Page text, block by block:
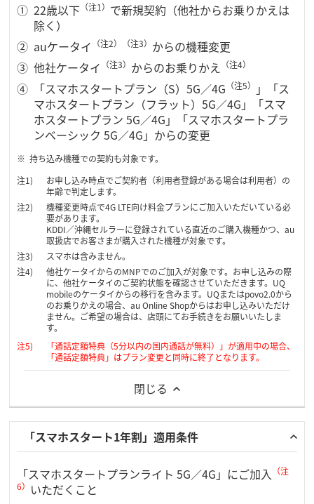
22歳以下 （注1） で新規契約（他社からお乗りかえは
除く）
auケータイ （注2） （注3） からの機種変更
他社ケータイ （注3） からのお乗りかえ （注4）
「スマホスタートプラン（S）5G／4G （注5）
」「ス
マホスタートプラン（フラット）5G／4G」「スマ
ホスタートプラン 5G／4G」「スマホスタートプラ
ンベーシック 5G／4G」からの変更
持ち込み機種での契約も対象です。
お申し込み時点でご契約者（利用者登録がある場合は利用者）の
年齢で判定します。
機種変更時点で4G LTE向け料金プランにご加入いただいている必
要があります。
KDDI／沖縄セルラーに登録されている直近のご購入機種かつ、au
取扱店でお客さまが購入された機種が対象です。
スマホは含みません。
他社ケータイからのMNPでのご加入が対象です。お申し込みの際
に、他社ケータイのご契約状態を確認させていただきます。UQ
mobileのケータイからの移行を含みます。UQまたはpovo2.0から
のお乗りかえの場合、au Online Shopからはお申し込みいただけ
ません。ご希望の場合は、店頭にてお手続きをお願いいたしま
す。
「通話定額特典（5分以内の国内通話が無料）」が適用中の場合、
「通話定額特典」はプラン変更と同時に終了となります。
閉じる
「スマホスタート1年割」適用条件
「スマホスタートプランライト 5G／4G」にご加入 （注
6） いただくこと